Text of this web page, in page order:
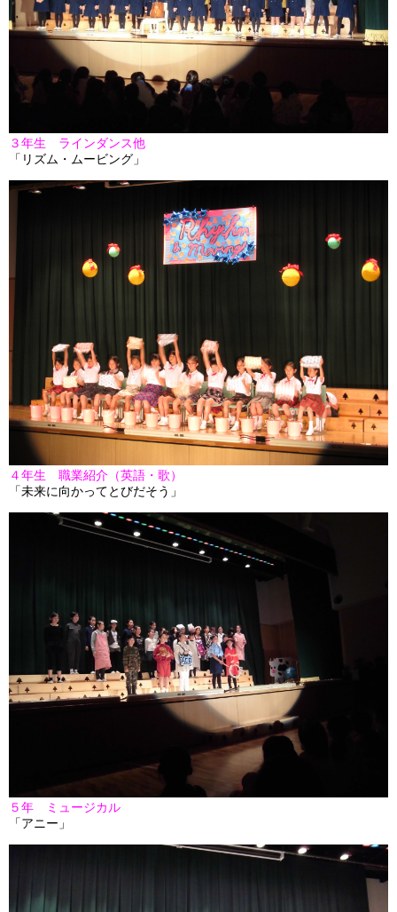
３年生 ラインダンス他
「リズム・ムービング」
４年生 職業紹介（英語・歌）
「未来に向かってとびだそう」
５年 ミュージカル
「アニー」